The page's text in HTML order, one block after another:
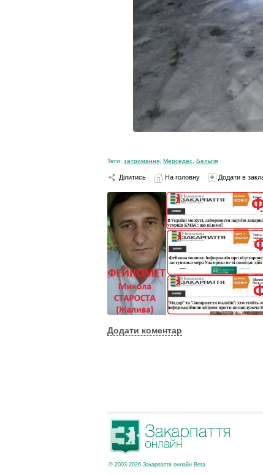
Теги: затримання, Мерседес, Бельгія
Ділитись На головну Додати в
Додати коментар
© 2003-2026 Закарпаття онлайн Beta